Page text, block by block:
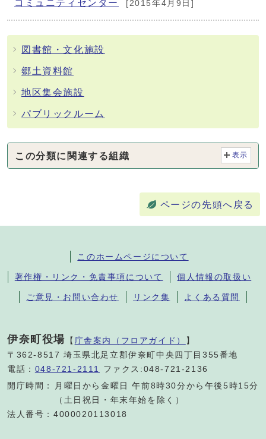
コミュニティセンター [2015年4月9日]
図書館・文化施設
郷土資料館
地区集会施設
パブリックルーム
この分類に関連する組織 表示
ページの先頭へ戻る
このホームページについて
著作権・リンク・免責事項について 個人情報の取扱い
ご意見・お問い合わせ リンク集 よくある質問
伊奈町役場 【 庁舎案内（フロアガイド） 】
〒362-8517 埼玉県北足立郡伊奈町中央四丁目355番地
電話： 048-721-2111
ファクス:048-721-2136
開庁時間：
月曜日から金曜日 午前8時30分から午後5時15分
（土日祝日・年末年始を除く）
法人番号：4000020113018